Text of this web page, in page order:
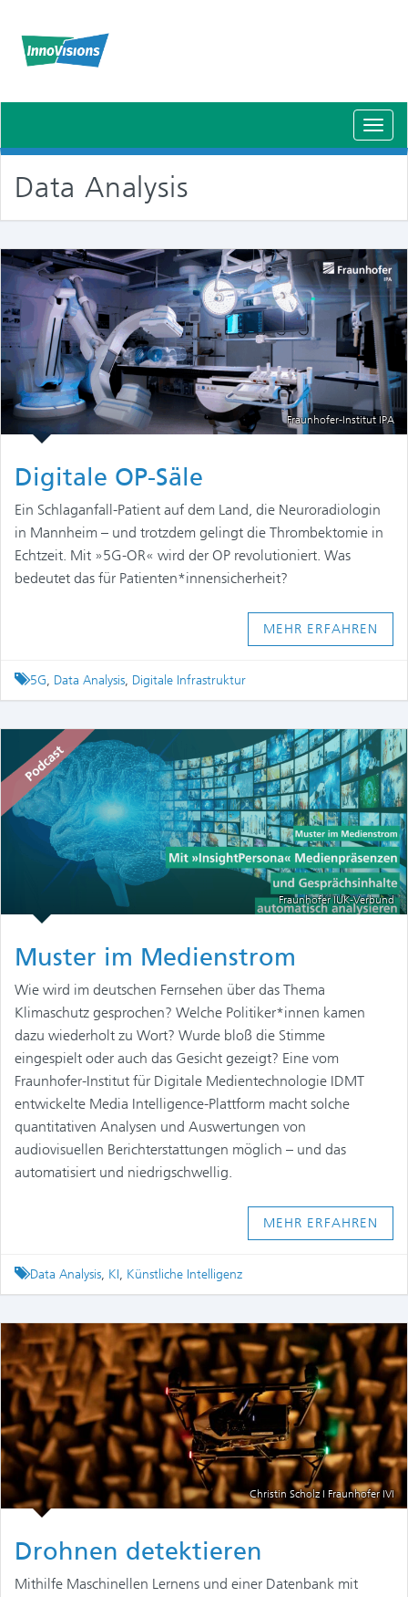
Data Analysis
Fraunhofer-Institut IPA
Digitale OP-Säle
Ein Schlaganfall-Patient auf dem Land, die Neuroradiologin
in Mannheim – und trotzdem gelingt die Thrombektomie in
Echtzeit. Mit »5G-OR« wird der OP revolutioniert. Was
bedeutet das für Patienten*innensicherheit?
MEHR ERFAHREN
Tagged
5G, Data Analysis, Digitale Infrastruktur
Fraunhofer IUK-Verbund
Muster im Medienstrom
Wie wird im deutschen Fernsehen über das Thema
Klimaschutz gesprochen? Welche Politiker*innen kamen
dazu wiederholt zu Wort? Wurde bloß die Stimme
eingespielt oder auch das Gesicht gezeigt? Eine vom
Fraunhofer-Institut für Digitale Medientechnologie IDMT
entwickelte Media Intelligence-Plattform macht solche
quantitativen Analysen und Auswertungen von
audiovisuellen Berichterstattungen möglich – und das
automatisiert und niedrigschwellig.
MEHR ERFAHREN
Tagged
Data Analysis, KI, Künstliche Intelligenz
Christin Scholz I Fraunhofer IVI
Drohnen detektieren
Mithilfe Maschinellen Lernens und einer Datenbank mit